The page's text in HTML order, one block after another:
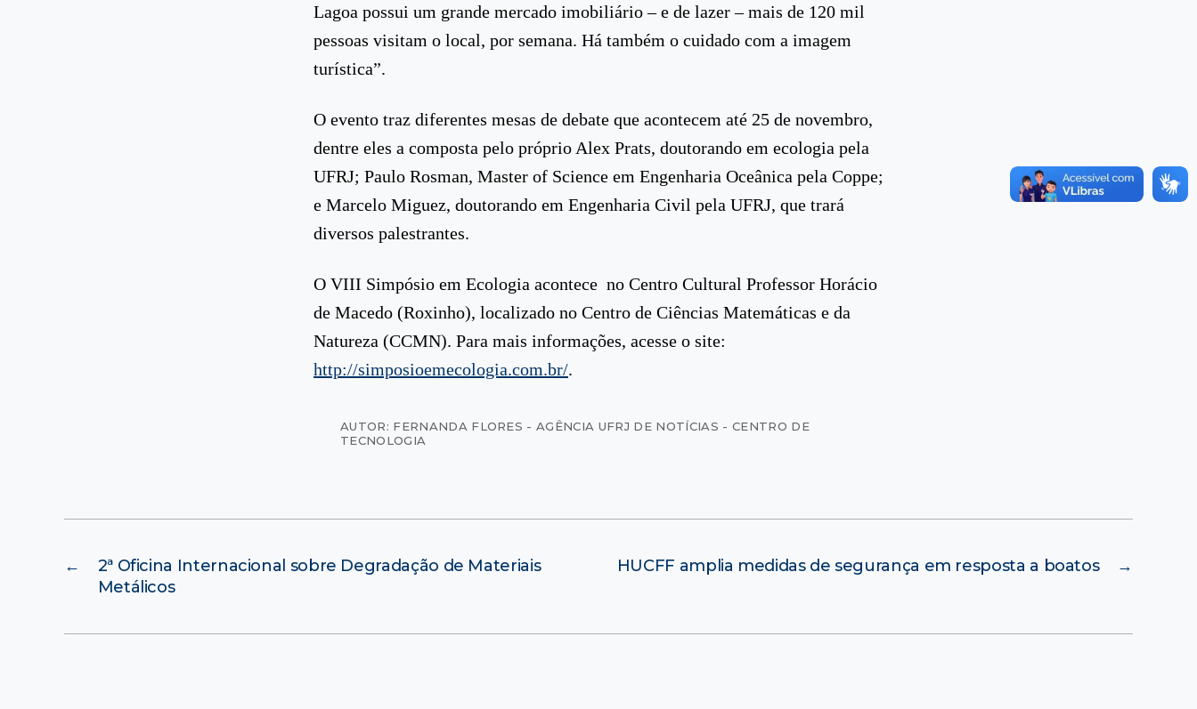
Lagoa possui um grande mercado imobiliário – e de lazer – mais de 120 mil
pessoas visitam o local, por semana. Há também o cuidado com a imagem
turística”.
O evento traz diferentes mesas de debate que acontecem até 25 de novembro,
dentre eles a composta pelo próprio Alex Prats, doutorando em ecologia pela
UFRJ; Paulo Rosman, Master of Science em Engenharia Oceânica pela Coppe;
e Marcelo Miguez, doutorando em Engenharia Civil pela UFRJ, que trará
diversos palestrantes.
O VIII Simpósio em Ecologia acontece no Centro Cultural Professor Horácio
de Macedo (Roxinho), localizado no Centro de Ciências Matemáticas e da
Natureza (CCMN). Para mais informações, acesse o site:
http://simposioemecologia.com.br/.
AUTOR: FERNANDA FLORES - AGÊNCIA UFRJ DE NOTÍCIAS - CENTRO DE
TECNOLOGIA
←
2ª Oficina Internacional sobre Degradação de Materiais
Metálicos
→
HUCFF amplia medidas de segurança em resposta a boatos